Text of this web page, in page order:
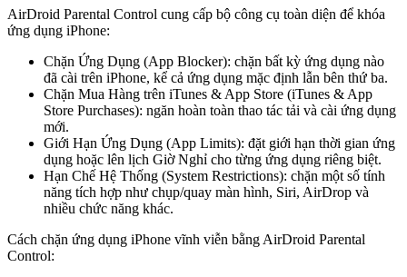
AirDroid Parental Control cung cấp bộ công cụ toàn diện để khóa
ứng dụng iPhone:
Chặn Ứng Dụng (App Blocker): chặn bất kỳ ứng dụng nào
đã cài trên iPhone, kể cả ứng dụng mặc định lẫn bên thứ ba.
Chặn Mua Hàng trên iTunes & App Store (iTunes & App
Store Purchases): ngăn hoàn toàn thao tác tải và cài ứng dụng
mới.
Giới Hạn Ứng Dụng (App Limits): đặt giới hạn thời gian ứng
dụng hoặc lên lịch Giờ Nghỉ cho từng ứng dụng riêng biệt.
Hạn Chế Hệ Thống (System Restrictions): chặn một số tính
năng tích hợp như chụp/quay màn hình, Siri, AirDrop và
nhiều chức năng khác.
Cách chặn ứng dụng iPhone vĩnh viễn bằng AirDroid Parental
Control: